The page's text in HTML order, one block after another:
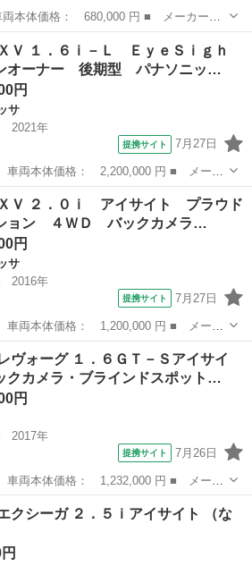
ンプレッサスポーツハイブリッド ■
２．０ｉ－Ｓアイサイト ナビ バック
Ｖ １．６ｉ－Ｌ ＥｙｅＳｉｇｈ
オーナー 後期型 パナソニッ…
円
サ
2021年
提携サイト 7月27日
ＸＶ ■ グレード名： １．６ｉ－
オーナー 後期型 パナソニック８イン
Ｖ ２．０ｉ アイサイト プラウド
ョン ４ＷＤ バックカメラ…
円
サ
2016年
提携サイト 7月27日
ＸＶ ■ グレード名： ２．０ｉ ア
ション ４ＷＤ バックカメラ オートク
レッサ
ヴォーグ １．６ＧＴ－Ｓアイサイ
クカメラ・ブラインドスポット…
円
2017年
提携サイト 7月26日
レヴォーグ ■ グレード名： １．６
カメラ・ブラインドスポットモニター・
クシーガ ２．５ｉアイサイト （な